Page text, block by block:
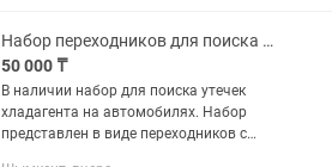
Набор переходников для поиска утечек
50 000 ₸
В наличии набор для поиска утечек
хладагента на автомобилях. Набор
представлен в виде переходников с